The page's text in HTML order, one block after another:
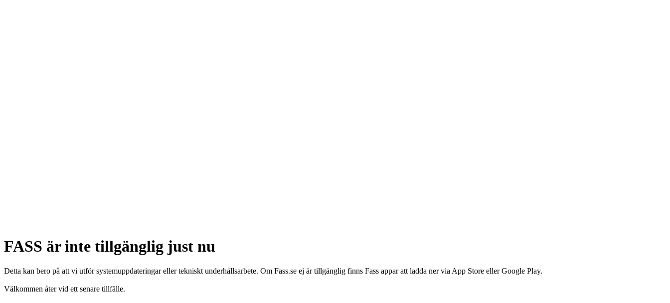
FASS är inte tillgänglig just nu
Detta kan bero på att vi utför systemuppdateringar eller tekniskt underhållsarbete. Om Fass.se ej är tillgänglig finns Fass appar att ladda ner via App Store eller Google Play.
Välkommen åter vid ett senare tillfälle.